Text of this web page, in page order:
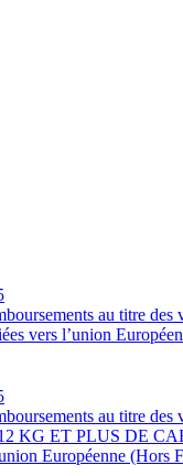
au titre des
vers l’union
au titre des
KG ET PLUS DE
Européenne (Hors